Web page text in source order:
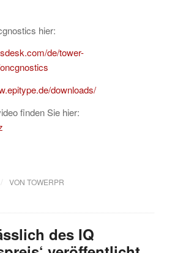
hier:
de/tower-
downloads/
finden Sie hier:
/ VON TOWERPR
des IQ